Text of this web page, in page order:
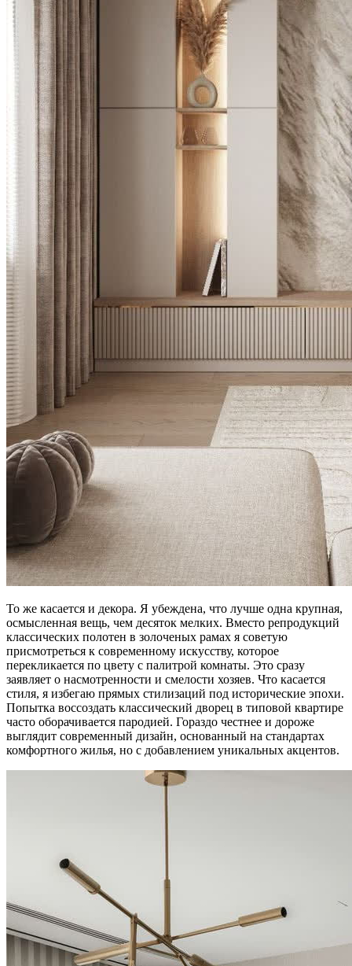
То же касается и декора. Я убеждена, что лучше одна крупная,
осмысленная вещь, чем десяток мелких. Вместо репродукций
классических полотен в золоченых рамах я советую
присмотреться к современному искусству, которое
перекликается по цвету с палитрой комнаты. Это сразу
заявляет о насмотренности и смелости хозяев. Что касается
стиля, я избегаю прямых стилизаций под исторические эпохи.
Попытка воссоздать классический дворец в типовой квартире
часто оборачивается пародией. Гораздо честнее и дороже
выглядит современный дизайн, основанный на стандартах
комфортного жилья, но с добавлением уникальных акцентов.